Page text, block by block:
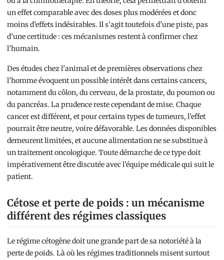
un effet comparable avec des doses plus modérées et donc
moins d’effets indésirables. Il s’agit toutefois d’une piste, pas
d’une certitude : ces mécanismes restent à confirmer chez
l’humain.
Des études chez l’animal et de premières observations chez
l’homme évoquent un possible intérêt dans certains cancers,
notamment du côlon, du cerveau, de la prostate, du poumon ou
du pancréas. La prudence reste cependant de mise. Chaque
cancer est différent, et pour certains types de tumeurs, l’effet
pourrait être neutre, voire défavorable. Les données disponibles
demeurent limitées, et aucune alimentation ne se substitue à
un traitement oncologique. Toute démarche de ce type doit
impérativement être discutée avec l’équipe médicale qui suit le
patient.
Cétose et perte de poids : un mécanisme
différent des régimes classiques
Le régime cétogène doit une grande part de sa notoriété à la
perte de poids. Là où les régimes traditionnels misent surtout